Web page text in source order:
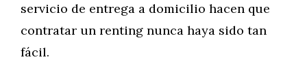
servicio de entrega a domicilio hacen que
contratar un renting nunca haya sido tan
fácil.